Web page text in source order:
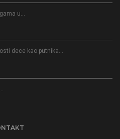
u…
dece kao putnika…